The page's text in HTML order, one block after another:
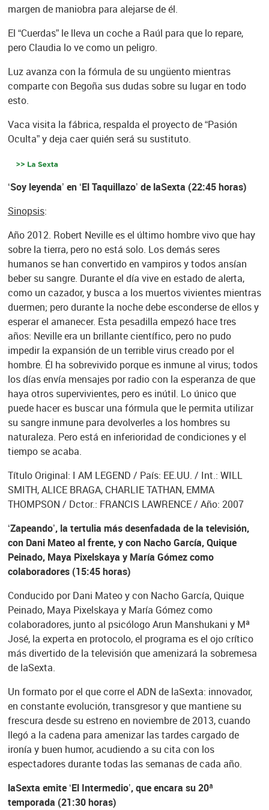
margen de maniobra para alejarse de él.
El “Cuerdas” le lleva un coche a Raúl para que lo repare,
pero Claudia lo ve como un peligro.
Luz avanza con la fórmula de su ungüento mientras
comparte con Begoña sus dudas sobre su lugar en todo
esto.
Vaca visita la fábrica, respalda el proyecto de “Pasión
Oculta” y deja caer quién será su sustituto.
‘Soy leyenda’ en ‘El Taquillazo’ de laSexta (22:45 horas)
Sinopsis:
Año 2012. Robert Neville es el último hombre vivo que hay
sobre la tierra, pero no está solo. Los demás seres
humanos se han convertido en vampiros y todos ansían
beber su sangre. Durante el día vive en estado de alerta,
como un cazador, y busca a los muertos vivientes mientras
duermen; pero durante la noche debe esconderse de ellos y
esperar el amanecer. Esta pesadilla empezó hace tres
años: Neville era un brillante científico, pero no pudo
impedir la expansión de un terrible virus creado por el
hombre. Él ha sobrevivido porque es inmune al virus; todos
los días envía mensajes por radio con la esperanza de que
haya otros supervivientes, pero es inútil. Lo único que
puede hacer es buscar una fórmula que le permita utilizar
su sangre inmune para devolverles a los hombres su
naturaleza. Pero está en inferioridad de condiciones y el
tiempo se acaba.
Título Original: I AM LEGEND / País: EE.UU. / Int.: WILL
SMITH, ALICE BRAGA, CHARLIE TATHAN, EMMA
THOMPSON / Dctor.: FRANCIS LAWRENCE / Año: 2007
‘Zapeando’, la tertulia más desenfadada de la televisión,
con Dani Mateo al frente, y con Nacho García, Quique
Peinado, Maya Pixelskaya y María Gómez como
colaboradores (15:45 horas)
Conducido por Dani Mateo y con Nacho García, Quique
Peinado, Maya Pixelskaya y María Gómez como
colaboradores, junto al psicólogo Arun Manshukani y Mª
José, la experta en protocolo, el programa es el ojo crítico
más divertido de la televisión que amenizará la sobremesa
de laSexta.
Un formato por el que corre el ADN de laSexta: innovador,
en constante evolución, transgresor y que mantiene su
frescura desde su estreno en noviembre de 2013, cuando
llegó a la cadena para amenizar las tardes cargado de
ironía y buen humor, acudiendo a su cita con los
espectadores durante todas las semanas de cada año.
laSexta emite ‘El Intermedio’, que encara su 20ª
temporada (21:30 horas)